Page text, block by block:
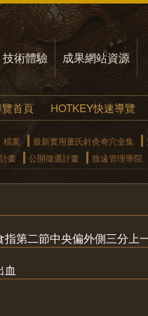
技術體驗 成果網站資源
首頁 HOTKEY快速導覽
檔案 最新實用董氏針灸奇穴全集
畫 公開徵選計畫 致遠管理學院
第二節中央偏外側三分上
血